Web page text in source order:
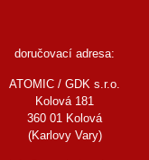
doručovací adresa:
ATOMIC / GDK s.r.o.
Kolová 181
360 01 Kolová
(Karlovy Vary)